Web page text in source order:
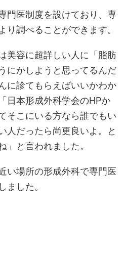
門医制度を設けており、専
り調べることができます。
美容に超詳しい人に「脂肪
にかしようと思ってるんだ
に診てもらえばいいかわか
日本形成外科学会のHPか
そこにいる方なら誰でもい
人だったら尚更良いよ。と
」と言われました。
い場所の形成外科で専門医
ました。